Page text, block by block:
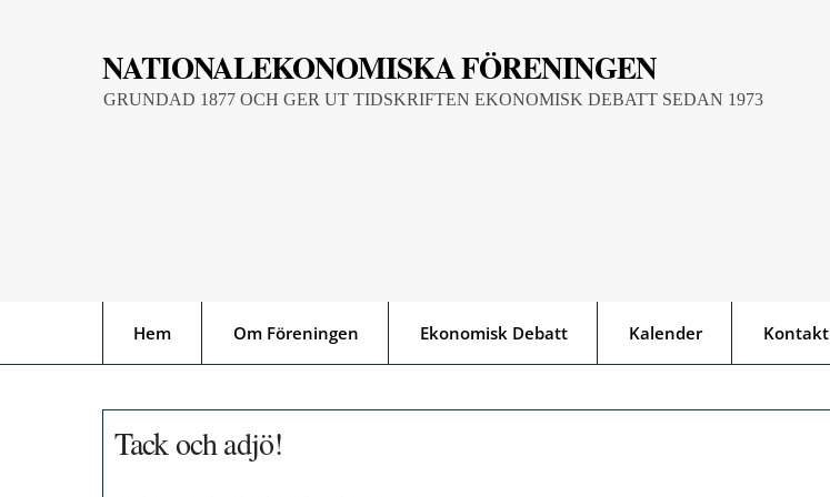
NATIONALEKONOMISKA FÖRENINGEN
GRUNDAD 1877 OCH GER UT TIDSKRIFTEN EKONOMISK DEBATT SEDAN 1973
Hem Om Föreningen Ekonomisk Debatt Kalender Kontakt
Tack och adjö!